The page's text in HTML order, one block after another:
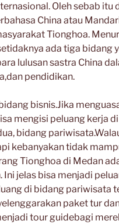
Oleh sebab
China atau
Tionghoa.
ada tiga bidang
lulusan sastra China
pendidikan.
bisnis.Jika
mengisi peluang kerja
bidang
kebanyakan tidak
Tionghoa di Medan
Ini jelas bisa menjadi
di bidang pariwisata
paket tur
tour guidebagi